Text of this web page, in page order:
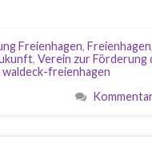
Freienhagen, Freienhagen,
, Verein zur Förderung
waldeck-freienhagen